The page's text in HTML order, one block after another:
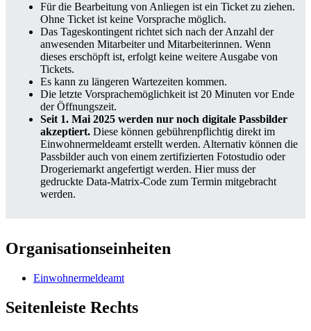
Für die Bearbeitung von Anliegen ist ein Ticket zu ziehen.
Ohne Ticket ist keine Vorsprache möglich.
Das Tageskontingent richtet sich nach der Anzahl der
anwesenden Mitarbeiter und Mitarbeiterinnen. Wenn
dieses erschöpft ist, erfolgt keine weitere Ausgabe von
Tickets.
Es kann zu längeren Wartezeiten kommen.
Die letzte Vorsprachemöglichkeit ist 20 Minuten vor Ende
der Öffnungszeit.
Seit 1. Mai 2025 werden nur noch digitale Passbilder
akzeptiert. Diese können gebührenpflichtig direkt im
Einwohnermeldeamt erstellt werden. Alternativ können die
Passbilder auch von einem zertifizierten Fotostudio oder
Drogeriemarkt angefertigt werden. Hier muss der
gedruckte Data-Matrix-Code zum Termin mitgebracht
werden.
Organisationseinheiten
Einwohnermeldeamt
Seitenleiste Rechts